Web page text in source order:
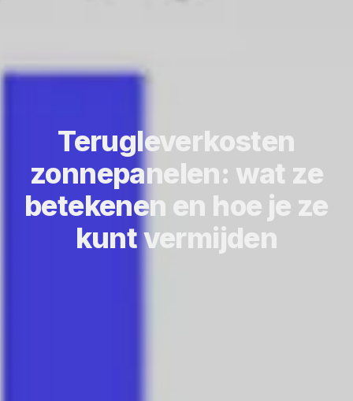
Terugleverkosten
zonnepanelen: wat ze
betekenen en hoe je ze
kunt vermijden